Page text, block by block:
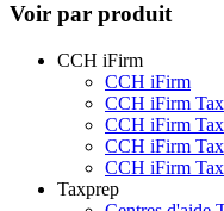
Voir par produit
CCH iFirm
CCH iFirm
CCH iFirm
CCH iFirm
CCH iFirm
CCH iFirm
Taxprep